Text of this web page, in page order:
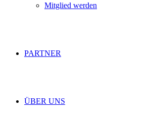
Mitglied werden
PARTNER
ÜBER UNS